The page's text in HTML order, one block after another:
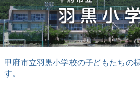
甲府市立羽黒小学校の子どもたちの
す。